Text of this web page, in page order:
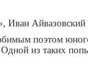
Айвазовский
поэтом
из таких